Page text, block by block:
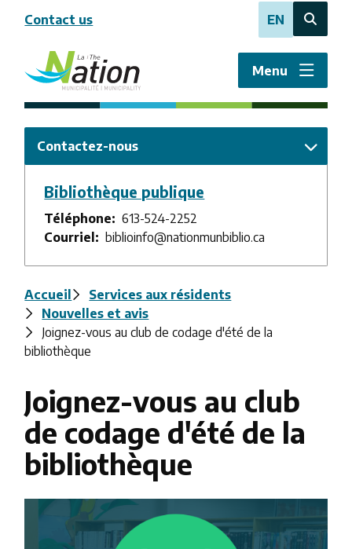
contenu
principal
Contact us EN
Open
search
form
Menu
Contactez-nous
Bibliothèque publique
Téléphone
613-524-2252
Courriel
biblioinfo@nationmunbiblio.ca
Fil
d'Ariane
Accueil
Services aux résidents
Nouvelles et avis
Joignez-vous au club de codage d'été de la
bibliothèque
Joignez-vous au club
de codage d'été de la
bibliothèque
Image